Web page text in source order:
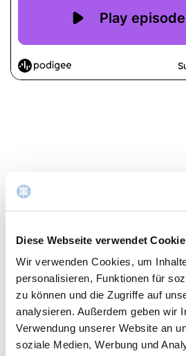
Diese Webseite verwendet
Wir verwenden Cookies, um
personalisieren, Funktionen für
zu können und die Zugriffe auf
analysieren. Außerdem geben wir
Verwendung unserer Website an
soziale Medien, Werbung und
Euregio-Brust-Zentrum
Interdisziplinäres Leitungsteam
Dr. med. Anastasia Fleuster
Sektionsleitung
Dr. med. Telja Pursche
Stv. Sektionsleitung